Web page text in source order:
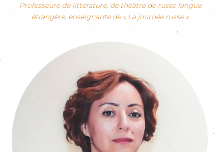
Professeure de littérature, de théâtre de russe langue
étrangère, enseignante de « La journée russe »